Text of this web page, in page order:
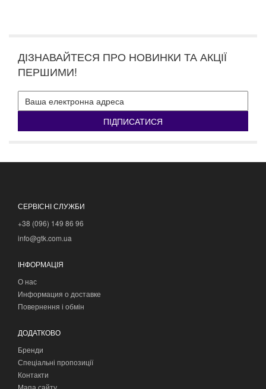
ДІЗНАВАЙТЕСЯ ПРО НОВИНКИ ТА АКЦІЇ
ПЕРШИМИ!
ПІДПИСАТИСЯ
СЕРВІСНІ СЛУЖБИ
+38 (096) 149 86 96
info@gtk.com.ua
ІНФОРМАЦІЯ
О нас
Информация о доставке
Повернення і обмін
ДОДАТКОВО
Бренди
Спеціальні пропозиції
Контакти